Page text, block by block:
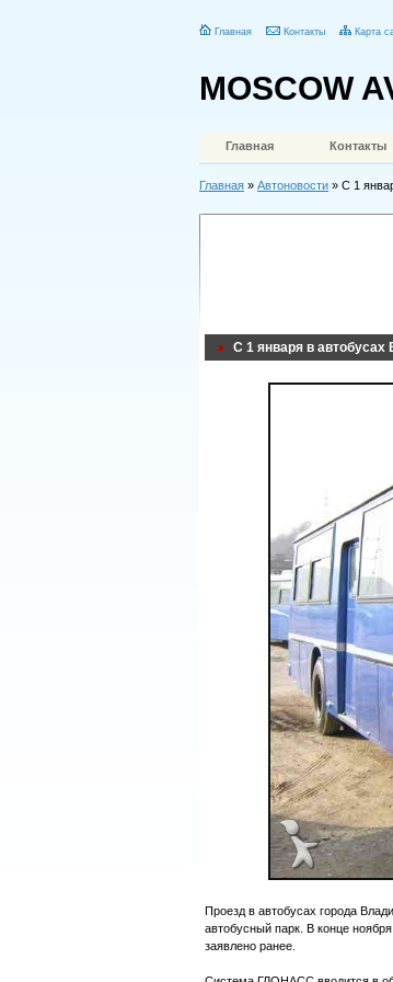
Главная Контакты Карта
MOSCOW
Главная Контакты
Главная » Автоновости » С 1
С 1 января в автобусах
Проезд в автобусах города
автобусный парк. В конце
заявлено ранее.